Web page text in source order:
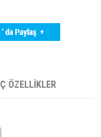
ÖZELLİKLER